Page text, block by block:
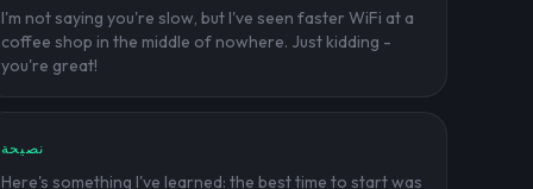
I'm not saying you're slow, but I've seen faster WiFi at a
coffee shop in the middle of nowhere. Just kidding -
you're great!
نصيحة
Here's something I've learned: the best time to start was